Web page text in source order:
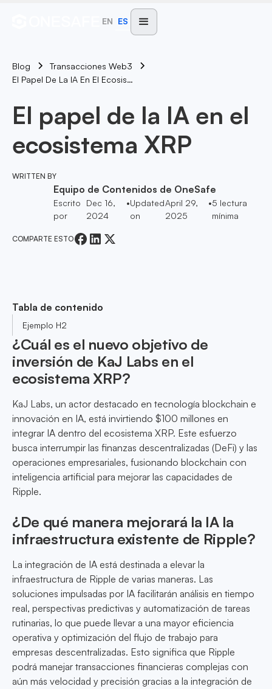
EN ES
Blog
Transacciones Web3
El Papel De La IA En El Ecosistema XRP
El papel de la IA en el
ecosistema XRP
WRITTEN BY
Equipo de Contenidos de OneSafe
Escrito
por
Dec 16,
2024
•Updated
on
April 29,
2025
•5 lectura
mínima
COMPARTE ESTO
Tabla de contenido
Ejemplo H2
¿Cuál es el nuevo objetivo de
inversión de KaJ Labs en el
ecosistema XRP?
KaJ Labs, un actor destacado en tecnología blockchain e
innovación en IA, está invirtiendo $100 millones en
integrar IA dentro del ecosistema XRP. Este esfuerzo
busca interrumpir las finanzas descentralizadas (DeFi) y las
operaciones empresariales, fusionando blockchain con
inteligencia artificial para mejorar las capacidades de
Ripple.
¿De qué manera mejorará la IA la
infraestructura existente de Ripple?
La integración de IA está destinada a elevar la
infraestructura de Ripple de varias maneras. Las
soluciones impulsadas por IA facilitarán análisis en tiempo
real, perspectivas predictivas y automatización de tareas
rutinarias, lo que puede llevar a una mayor eficiencia
operativa y optimización del flujo de trabajo para
empresas descentralizadas. Esto significa que Ripple
podrá manejar transacciones financieras complejas con
aún más velocidad y precisión gracias a la integración de